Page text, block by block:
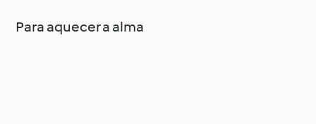
Para aquecer a alma